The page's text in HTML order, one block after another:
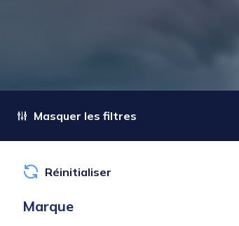
Masquer les filtres
Réinitialiser
Marque